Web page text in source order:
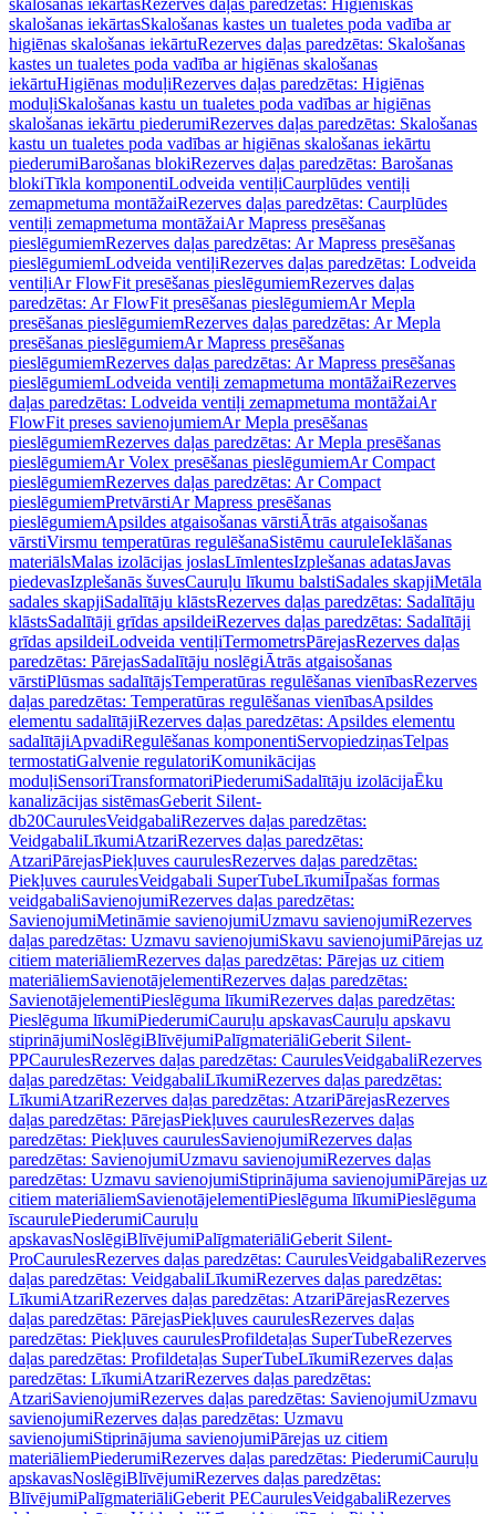
skalošanas iekārtasRezerves daļas paredzētas: Higiēniskās
skalošanas iekārtasSkalošanas kastes un tualetes poda vadība ar
higiēnas skalošanas iekārtuRezerves daļas paredzētas: Skalošanas
kastes un tualetes poda vadība ar higiēnas skalošanas
iekārtuHigiēnas moduļiRezerves daļas paredzētas: Higiēnas
moduļiSkalošanas kastu un tualetes poda vadības ar higiēnas
skalošanas iekārtu piederumiRezerves daļas paredzētas: Skalošanas
kastu un tualetes poda vadības ar higiēnas skalošanas iekārtu
piederumiBarošanas blokiRezerves daļas paredzētas: Barošanas
blokiTīkla komponentiLodveida ventiļiCaurplūdes ventiļi
zemapmetuma montāžaiRezerves daļas paredzētas: Caurplūdes
ventiļi zemapmetuma montāžaiAr Mapress presēšanas
pieslēgumiemRezerves daļas paredzētas: Ar Mapress presēšanas
pieslēgumiemLodveida ventiļiRezerves daļas paredzētas: Lodveida
ventiļiAr FlowFit presēšanas pieslēgumiemRezerves daļas
paredzētas: Ar FlowFit presēšanas pieslēgumiemAr Mepla
presēšanas pieslēgumiemRezerves daļas paredzētas: Ar Mepla
presēšanas pieslēgumiemAr Mapress presēšanas
pieslēgumiemRezerves daļas paredzētas: Ar Mapress presēšanas
pieslēgumiemLodveida ventiļi zemapmetuma montāžaiRezerves
daļas paredzētas: Lodveida ventiļi zemapmetuma montāžaiAr
FlowFit preses savienojumiemAr Mepla presēšanas
pieslēgumiemRezerves daļas paredzētas: Ar Mepla presēšanas
pieslēgumiemAr Volex presēšanas pieslēgumiemAr Compact
pieslēgumiemRezerves daļas paredzētas: Ar Compact
pieslēgumiemPretvārstiAr Mapress presēšanas
pieslēgumiemApsildes atgaisošanas vārstiĀtrās atgaisošanas
vārstiVirsmu temperatūras regulēšanaSistēmu cauruleIeklāšanas
materiālsMalas izolācijas joslasLīmlentesIzplešanas adatasJavas
piedevasIzplešanās šuvesCauruļu līkumu balstiSadales skapjiMetāla
sadales skapjiSadalītāju klāstsRezerves daļas paredzētas: Sadalītāju
klāstsSadalītāji grīdas apsildeiRezerves daļas paredzētas: Sadalītāji
grīdas apsildeiLodveida ventiļiTermometrsPārejasRezerves daļas
paredzētas: PārejasSadalītāju noslēgiĀtrās atgaisošanas
vārstiPlūsmas sadalītājsTemperatūras regulēšanas vienībasRezerves
daļas paredzētas: Temperatūras regulēšanas vienībasApsildes
elementu sadalītājiRezerves daļas paredzētas: Apsildes elementu
sadalītājiApvadiRegulēšanas komponentiServopiedziņasTelpas
termostatiGalvenie regulatoriKomunikācijas
moduļiSensoriTransformatoriPiederumiSadalītāju izolācijaĒku
kanalizācijas sistēmasGeberit Silent-
db20CaurulesVeidgabaliRezerves daļas paredzētas:
VeidgabaliLīkumiAtzariRezerves daļas paredzētas:
AtzariPārejasPiekļuves caurulesRezerves daļas paredzētas:
Piekļuves caurulesVeidgabali SuperTubeLīkumiĪpašas formas
veidgabaliSavienojumiRezerves daļas paredzētas:
SavienojumiMetināmie savienojumiUzmavu savienojumiRezerves
daļas paredzētas: Uzmavu savienojumiSkavu savienojumiPārejas uz
citiem materiāliemRezerves daļas paredzētas: Pārejas uz citiem
materiāliemSavienotājelementiRezerves daļas paredzētas:
SavienotājelementiPieslēguma līkumiRezerves daļas paredzētas:
Pieslēguma līkumiPiederumiCauruļu apskavasCauruļu apskavu
stiprinājumiNoslēgiBlīvējumiPalīgmateriāliGeberit Silent-
PPCaurulesRezerves daļas paredzētas: CaurulesVeidgabaliRezerves
daļas paredzētas: VeidgabaliLīkumiRezerves daļas paredzētas:
LīkumiAtzariRezerves daļas paredzētas: AtzariPārejasRezerves
daļas paredzētas: PārejasPiekļuves caurulesRezerves daļas
paredzētas: Piekļuves caurulesSavienojumiRezerves daļas
paredzētas: SavienojumiUzmavu savienojumiRezerves daļas
paredzētas: Uzmavu savienojumiStiprinājuma savienojumiPārejas uz
citiem materiāliemSavienotājelementiPieslēguma līkumiPieslēguma
īscaurulePiederumiCauruļu
apskavasNoslēgiBlīvējumiPalīgmateriāliGeberit Silent-
ProCaurulesRezerves daļas paredzētas: CaurulesVeidgabaliRezerves
daļas paredzētas: VeidgabaliLīkumiRezerves daļas paredzētas:
LīkumiAtzariRezerves daļas paredzētas: AtzariPārejasRezerves
daļas paredzētas: PārejasPiekļuves caurulesRezerves daļas
paredzētas: Piekļuves caurulesProfildetaļas SuperTubeRezerves
daļas paredzētas: Profildetaļas SuperTubeLīkumiRezerves daļas
paredzētas: LīkumiAtzariRezerves daļas paredzētas:
AtzariSavienojumiRezerves daļas paredzētas: SavienojumiUzmavu
savienojumiRezerves daļas paredzētas: Uzmavu
savienojumiStiprinājuma savienojumiPārejas uz citiem
materiāliemPiederumiRezerves daļas paredzētas: PiederumiCauruļu
apskavasNoslēgiBlīvējumiRezerves daļas paredzētas:
BlīvējumiPalīgmateriāliGeberit PECaurulesVeidgabaliRezerves